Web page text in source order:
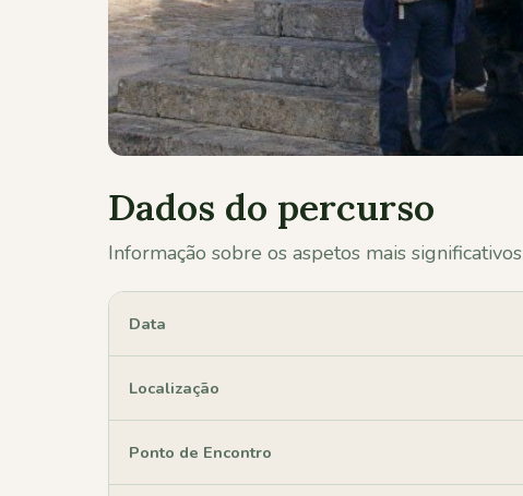
Dados do percurso
Informação sobre os aspetos mais significativos
Data
Localização
Ponto de Encontro